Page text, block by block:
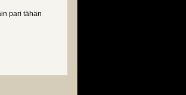
pari tähän